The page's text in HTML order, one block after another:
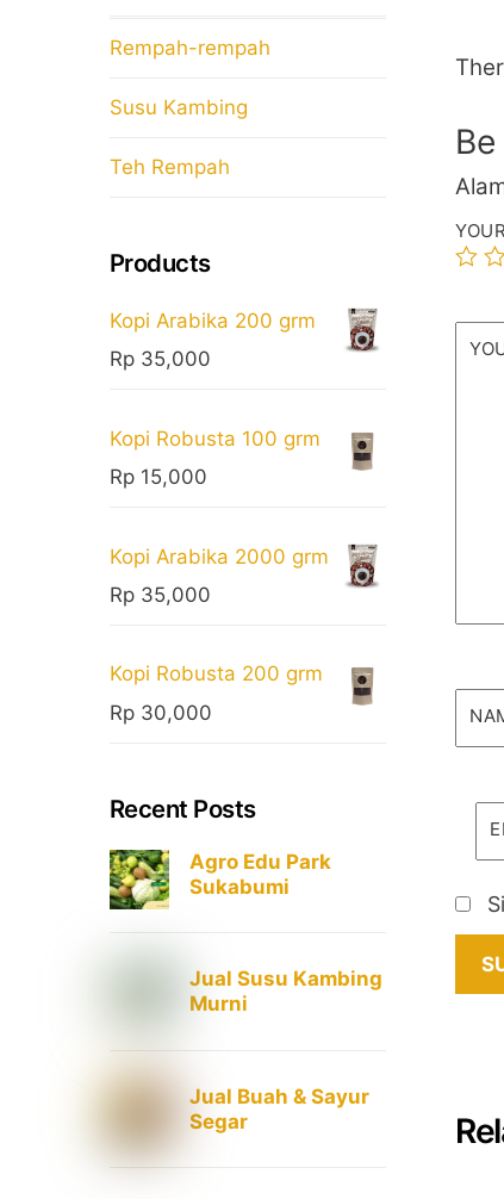
Rempah-rempah
Susu Kambing
Teh Rempah
Products
Kopi Arabika 200 grm
Rp 35,000
Kopi Robusta 100 grm
Rp 15,000
Kopi Arabika 2000 grm
Rp 35,000
Kopi Robusta 200 grm
Rp 30,000
Recent Posts
Agro Edu Park
Sukabumi
Jual Susu Kambing
Murni
Jual Buah & Sayur
Segar